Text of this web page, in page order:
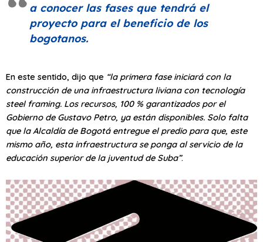
a conocer las fases que tendrá el
proyecto para el beneficio de los
bogotanos.
En este sentido, dijo que “la primera fase iniciará con la
construcción de una infraestructura liviana con tecnología
steel framing. Los recursos, 100 % garantizados por el
Gobierno de Gustavo Petro, ya están disponibles. Solo falta
que la Alcaldía de Bogotá entregue el predio para que, este
mismo año, esta infraestructura se ponga al servicio de la
educación superior de la juventud de Suba”.